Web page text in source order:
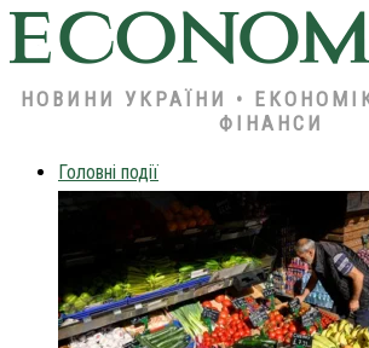
НОВИНИ УКРАЇНИ •
ФІНАНСИ
Головні події